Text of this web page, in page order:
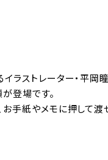
ラストレーター・平
登場です。
手紙やメモに押して